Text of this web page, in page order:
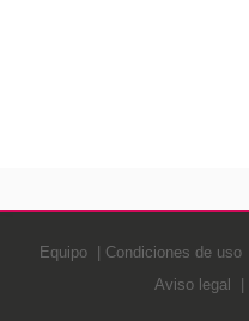
Equipo Condiciones de uso
Aviso legal